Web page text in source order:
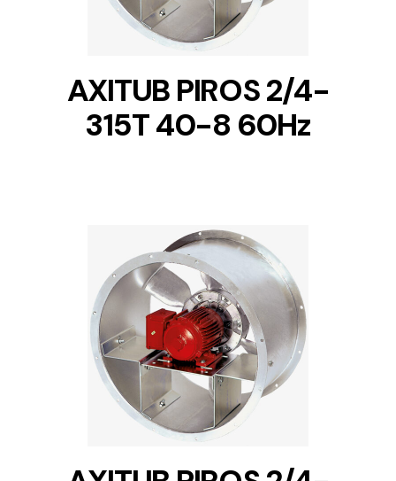
AXITUB PIROS 2/4-
315T 40-8 60Hz
DETAILS